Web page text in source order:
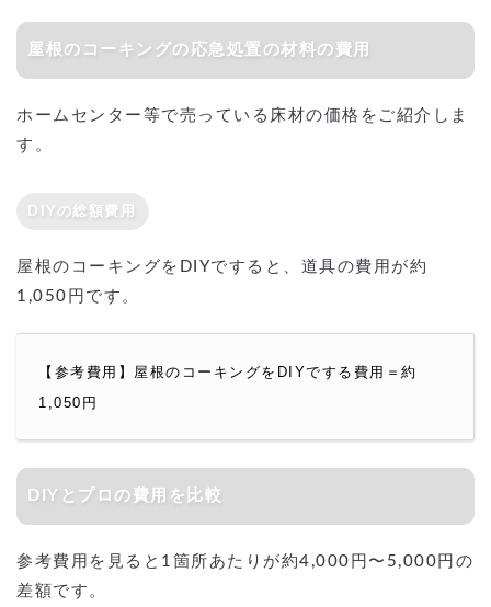
屋根のコーキングの応急処置の材料の費用
ホームセンター等で売っている床材の価格をご紹介しま
す。
DIYの総額費用
屋根のコーキングをDIYですると、道具の費用が約
1,050円です。
【参考費用】屋根のコーキングをDIYでする費用＝約
1,050円
DIYとプロの費用を比較
参考費用を見ると1箇所あたりが約4,000円〜5,000円の
差額です。